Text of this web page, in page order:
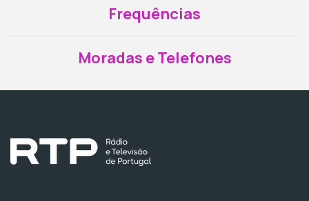
Frequências
Moradas e Telefones